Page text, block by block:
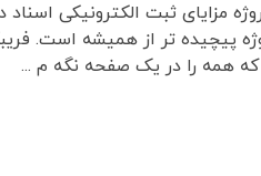
مزایای ثبت الکترونیکی اسناد
پیچیده تر از همیشه است.
که همه را در یک صفحه نگه م ...